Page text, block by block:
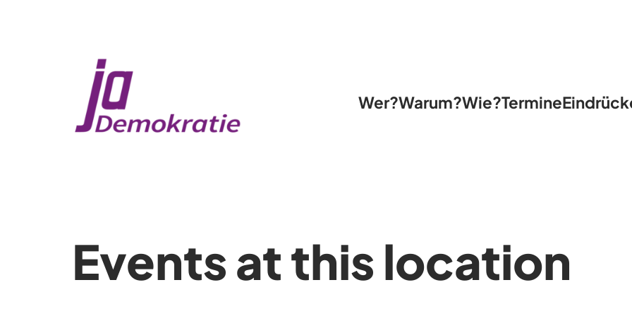
Wer?Warum?Wie?Termine
Events at this location